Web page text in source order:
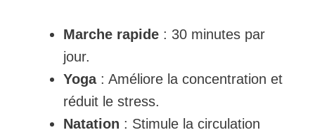
Marche rapide : 30 minutes par
jour.
Yoga: Améliore la concentration et
réduit le stress.
Natation : Stimule la circulation